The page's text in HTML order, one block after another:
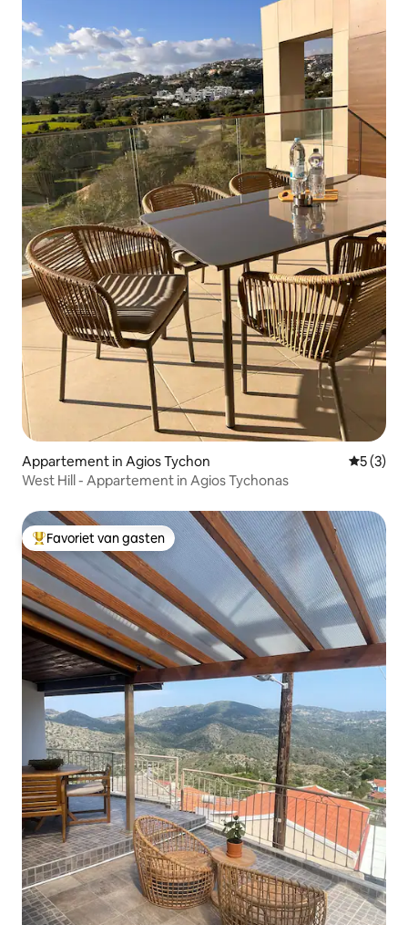
Appartement in Agios Tychon
5 (3)
West Hill - Appartement in Agios Tychonas
Topfavoriet van gasten
Favoriet van gasten